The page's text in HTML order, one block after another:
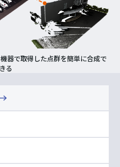
器で取得した点群を簡単に合成で
きる